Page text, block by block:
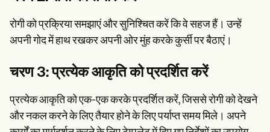
रोगी को प्रक्रिया समझाएं और सुनिश्चित करें कि वे सहज हैं। उन्हें
अपनी गोद में हाथ रखकर अपनी ओर मुंह करके कुर्सी पर बैठाएं।
चरण 3: प्रत्येक आकृति को प्रदर्शित करें
प्रत्येक आकृति को एक-एक करके प्रदर्शित करें, जिससे रोगी को देखने
और नकल करने के लिए तैयार होने के लिए पर्याप्त समय मिले। अपने